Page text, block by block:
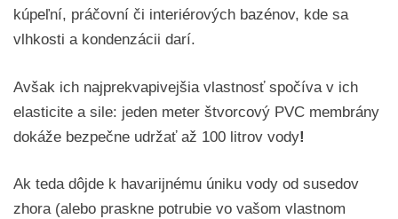
kúpeľní, práčovní či interiérových bazénov, kde sa
vlhkosti a kondenzácii darí.
Avšak ich najprekvapivejšia vlastnosť spočíva v ich
elasticite a sile: jeden meter štvorcový PVC membrány
dokáže bezpečne udržať až 100 litrov vody!
Ak teda dôjde k havarijnému úniku vody od susedov
zhora (alebo praskne potrubie vo vašom vlastnom